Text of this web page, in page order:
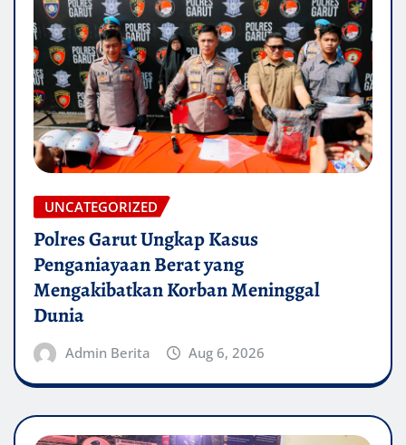
UNCATEGORIZED
Polres Garut Ungkap Kasus
Penganiayaan Berat yang
Mengakibatkan Korban Meninggal
Dunia
Admin Berita Aug 6, 2026